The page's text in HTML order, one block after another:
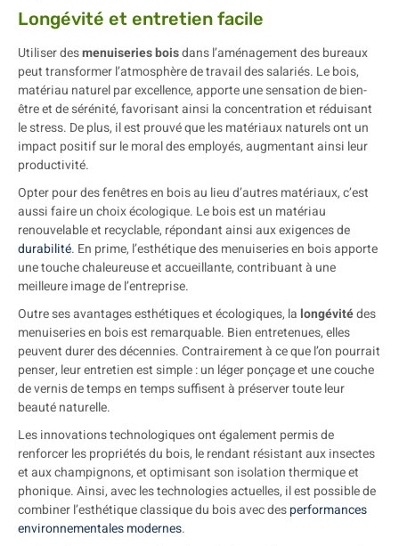
Longévité et entretien facile
Utiliser desmenuiseries boisdans l’aménagement des bureaux
peut transformer l’atmosphère de travail des salariés. Le bois,
matériau naturel par excellence, apporte une sensation de bien-
être et de sérénité, favorisant ainsi la concentration et réduisant
le stress. De plus, il est prouvé que les matériaux naturels ont un
impact positif sur le moral des employés, augmentant ainsi leur
productivité.
Opter pour des fenêtres en bois au lieu d’autres matériaux, c’est
aussi faire un choix écologique. Le bois est un matériau
renouvelable et recyclable, répondant ainsi aux exigences de
durabilité. En prime, l’esthétique des menuiseries en bois apporte
une touche chaleureuse et accueillante, contribuant à une
meilleure image de l’entreprise.
Outre ses avantages esthétiques et écologiques, lalongévitédes
menuiseries en bois est remarquable. Bien entretenues, elles
peuvent durer des décennies. Contrairement à ce que l’on pourrait
penser, leur entretien est simple : un léger ponçage et une couche
de vernis de temps en temps suffisent à préserver toute leur
beauté naturelle.
Les innovations technologiques ont également permis de
renforcer les propriétés du bois, le rendant résistant aux insectes
et aux champignons, et optimisant son isolation thermique et
phonique. Ainsi, avec les technologies actuelles, il est possible de
combiner l’esthétique classique du bois avec desperformances
environnementales modernes.